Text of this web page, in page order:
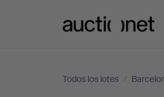
Todos los lotes /